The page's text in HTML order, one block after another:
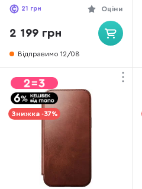
Black (NM014285858)
Оціни
21 грн
2 199 грн
Відправимо 12/08
Знижка -37%